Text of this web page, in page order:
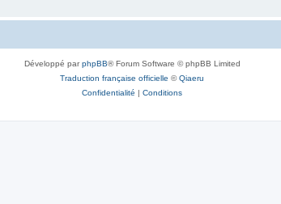
Développé parphpBB® Forum Software © phpBB Limited
Traduction française officielle ©Qiaeru
Confidentialité | Conditions